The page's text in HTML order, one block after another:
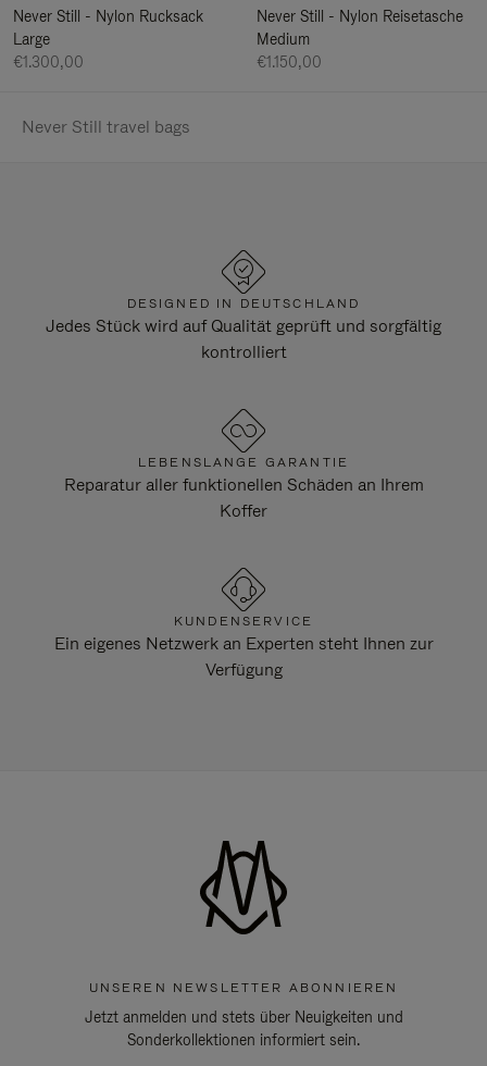
Never Still - Nylon Rucksack
Large
€1.300,00
Never Still - Nylon Reisetasche
Medium
€1.150,00
Never Still travel bags
DESIGNED IN DEUTSCHLAND
Jedes Stück wird auf Qualität geprüft und sorgfältig
kontrolliert
LEBENSLANGE GARANTIE
Reparatur aller funktionellen Schäden an Ihrem
Koffer
KUNDENSERVICE
Ein eigenes Netzwerk an Experten steht Ihnen zur
Verfügung
UNSEREN NEWSLETTER ABONNIEREN
Jetzt anmelden und stets über Neuigkeiten und
Sonderkollektionen informiert sein.